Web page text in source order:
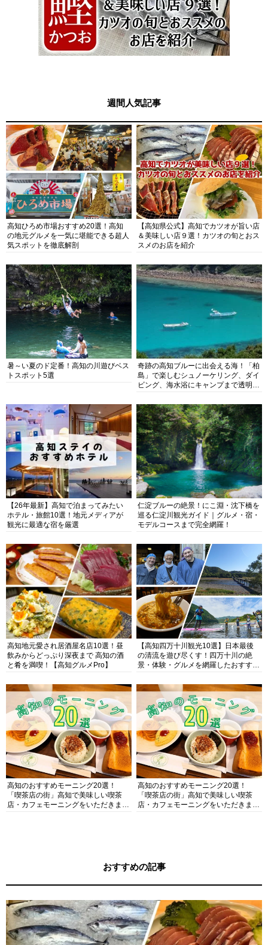
週間人気記事
高知ひろめ市場おすすめ20選！高知
の地元グルメを一気に堪能できる超人
気スポットを徹底解剖
【高知県公式】高知でカツオが旨い店
＆美味しい店９選！カツオの旬とおス
スメのお店を紹介
暑～い夏のド定番！高知の川遊びベス
トスポット5選
奇跡の高知ブルーに出会える海！「柏
島」で楽しむシュノーケリング、ダイ
ビング、海水浴にキャンプまで透明度
【26年最新】高知で泊まってみたい
ホテル・旅館10選！地元メディアが
観光に最適な宿を厳選
仁淀ブルーの絶景！にこ淵・沈下橋を
巡る仁淀川観光ガイド｜グルメ・宿・
モデルコースまで完全網羅！
高知地元愛され居酒屋名店10選！昼
飲みからどっぷり深夜まで 高知の酒
と肴を満喫！【高知グルメPro】
【高知四万十川観光10選】日本最後
の清流を遊び尽くす！四万十川の絶
景・体験・グルメを網羅したおすすめ
高知のおすすめモーニング20選！
「喫茶店の街」高知で美味しい喫茶
店・カフェモーニングをいただきま
高知のおすすめモーニング20選！
「喫茶店の街」高知で美味しい喫茶
店・カフェモーニングをいただきま
おすすめの記事